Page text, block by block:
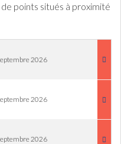
points situés à proximité
2026
2026
2026